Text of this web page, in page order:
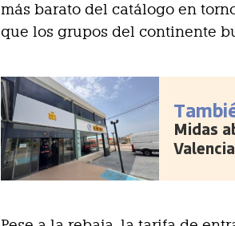
más barato del catálogo en
que los grupos del continente
Midas